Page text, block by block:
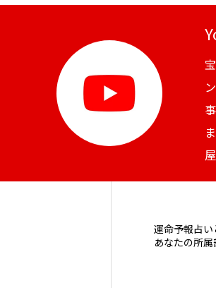
運命予報占い
あなたの所属